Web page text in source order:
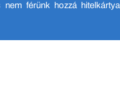
férünk hozzá hitelkártya